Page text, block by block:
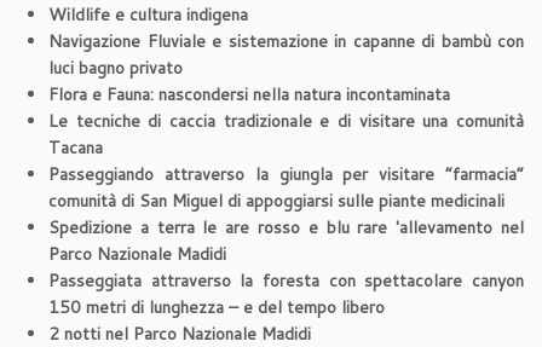
Wildlife e cultura indigena
Navigazione Fluviale e sistemazione in capanne di bambù con
luci bagno privato
Flora e Fauna: nascondersi nella natura incontaminata
Le tecniche di caccia tradizionale e di visitare una comunità
Tacana
Passeggiando attraverso la giungla per visitare “farmacia”
comunità di San Miguel di appoggiarsi sulle piante medicinali
Spedizione a terra le are rosso e blu rare 'allevamento nel
Parco Nazionale Madidi
Passeggiata attraverso la foresta con spettacolare canyon
150 metri di lunghezza – e del tempo libero
2 notti nel Parco Nazionale Madidi